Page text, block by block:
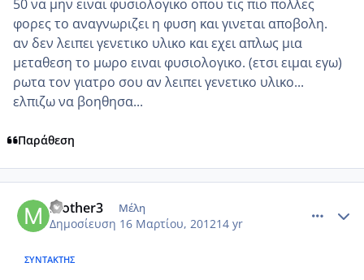
50 να μην ειναι φυσιολογικο οπου τις πιο πολλες
φορες το αναγνωριζει η φυση και γινεται αποβολη.
αν δεν λειπει γενετικο υλικο και εχει απλως μια
μεταθεση το μωρο ειναι φυσιολογικο. (ετσι ειμαι εγω)
ρωτα τον γιατρο σου αν λειπει γενετικο υλικο...
ελπιζω να βοηθησα...
Παράθεση
mother3 Μέλη
Δημοσίευση 16 Μαρτίου, 201214 yr
ΣΥΝΤΆΚΤΗΣ